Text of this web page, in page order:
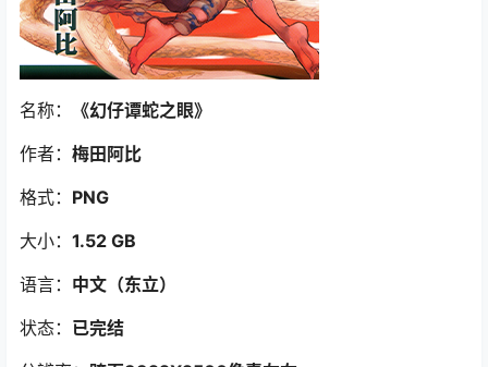
名称：
《幻仔谭蛇之眼》
作者： 梅田阿比
格式： PNG
大小： 1.52 GB
语言： 中文（东立）
状态： 已完结